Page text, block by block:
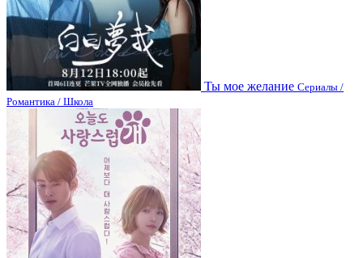
Ты мое желание Сериалы /
Романтика / Школа